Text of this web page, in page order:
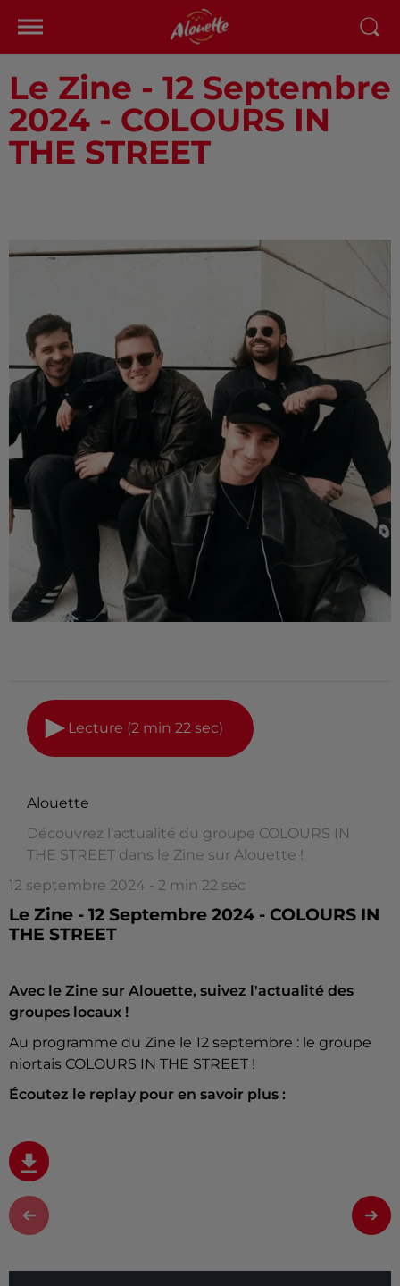
Le Zine - 12 Septembre
2024 - COLOURS IN
THE STREET
Lecture (2 min 22 sec)
Alouette
Découvrez l'actualité du groupe COLOURS IN
THE STREET dans le Zine sur Alouette !
12 septembre 2024 - 2 min 22 sec
Le Zine - 12 Septembre 2024 - COLOURS IN
THE STREET
Avec le Zine sur Alouette, suivez l'actualité des
groupes locaux !
Au programme du Zine le 12 septembre : le groupe
niortais COLOURS IN THE STREET !
Écoutez le replay pour en savoir plus :